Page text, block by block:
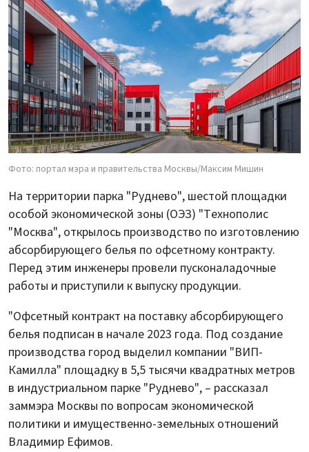
Фото: портал мэра и правительства Москвы/Максим Мишин
На территории парка "Руднево", шестой площадки
особой экономической зоны (ОЭЗ) "Технополис
"Москва", открылось производство по изготовлению
абсорбирующего белья по офсетному контракту.
Перед этим инженеры провели пусконаладочные
работы и приступили к выпуску продукции.
"Офсетный контракт на поставку абсорбирующего
белья подписан в начале 2023 года. Под создание
производства город выделил компании "ВИП-
Камилла" площадку в 5,5 тысячи квадратных метров
в индустриальном парке "Руднево", – рассказал
заммэра Москвы по вопросам экономической
политики и имущественно-земельных отношений
Владимир Ефимов.